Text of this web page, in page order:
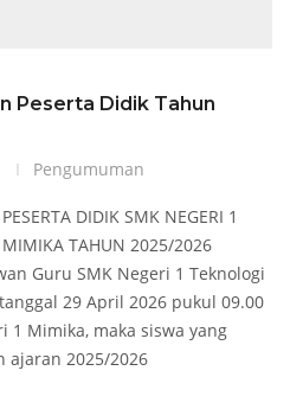
Peserta Didik Tahun
Pengumuman
DIDIK SMK NEGERI 1
MIMIKA TAHUN 2025/2026
Guru SMK Negeri 1 Teknologi
29 April 2026 pukul 09.00
1 Mimika, maka siswa yang
ajaran 2025/2026